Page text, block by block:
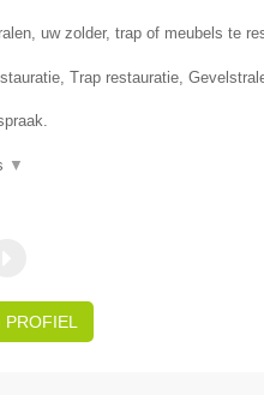
uw zolder, trap of meubels te
Trap restauratie,
▼